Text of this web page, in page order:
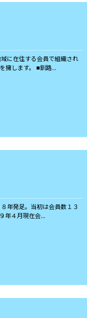
に在住する会員で組織され
擁します。 ■釧路...
足。当初は会員数１３
年４月現在会...